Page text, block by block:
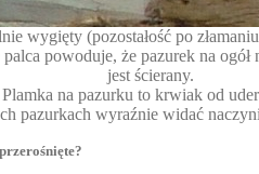
wygięty (pozostałość po
powoduje, że pazurek na
jest ścierany.
Plamka na pazurku to krwiak od
pazurkach wyraźnie widać